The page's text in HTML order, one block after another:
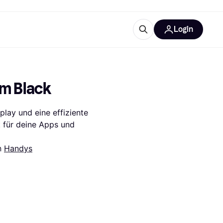
Artikel
Login
Black
und eine effiziente
für deine Apps und
Handys